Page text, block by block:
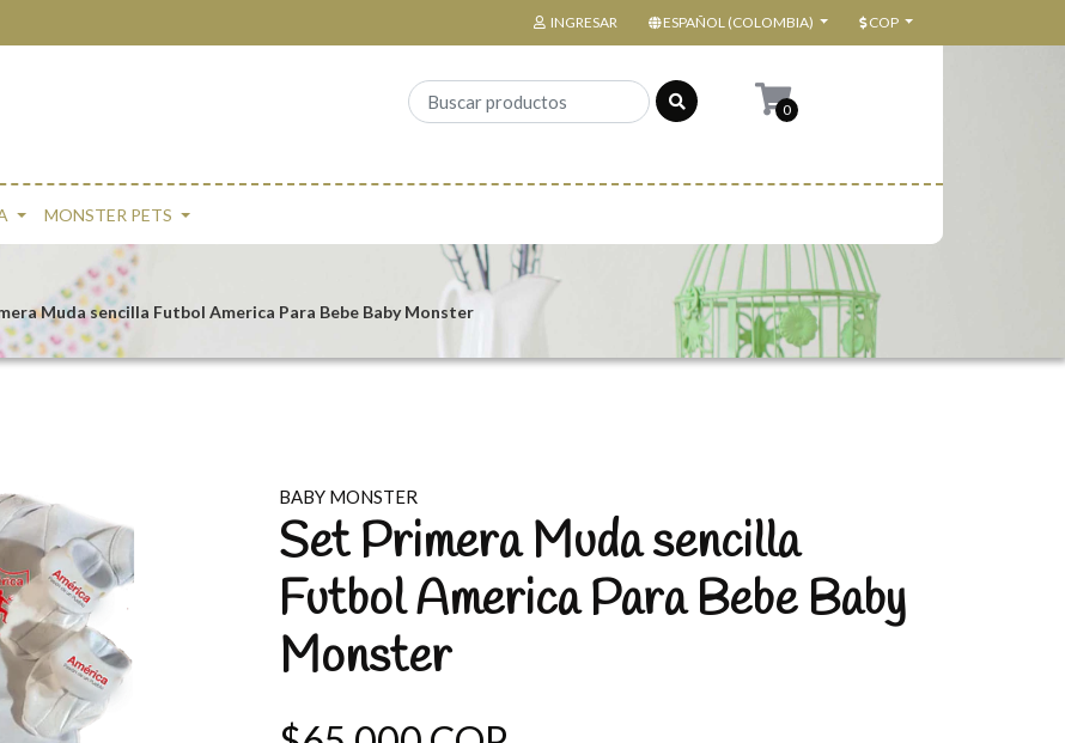
INGRESAR ESPAÑOL (COLOMBIA) COP
0
MONSTER PETS
Muda sencilla Futbol America Para Bebe Baby Monster
BABY MONSTER
Set Primera Muda sencilla
Futbol America Para Bebe Baby
Monster